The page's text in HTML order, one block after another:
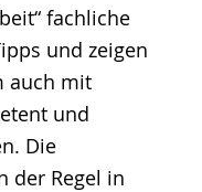
fachliche
und zeigen
auch mit
und
Die
der Regel in